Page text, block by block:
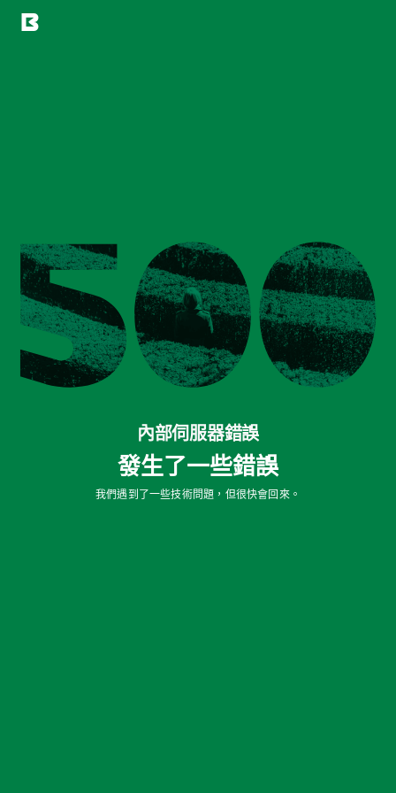
內部伺服器錯誤
發生了一些錯誤
我們遇到了一些技術問題，但很快會回來。